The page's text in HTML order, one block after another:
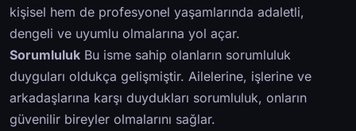
kişisel hem de profesyonel yaşamlarında adaletli,
dengeli ve uyumlu olmalarına yol açar.
Sorumluluk Bu isme sahip olanların sorumluluk
duyguları oldukça gelişmiştir. Ailelerine, işlerine ve
arkadaşlarına karşı duydukları sorumluluk, onların
güvenilir bireyler olmalarını sağlar.